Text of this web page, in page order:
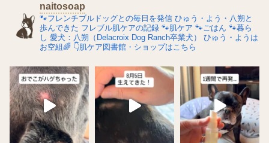
naitosoap
🐾フレンチブルドッグとの毎日を発信 ひゅう・よう・八朔と
歩んできた フレブル肌ケアの記録 🐾肌ケア 🐾ごはん 🐾暮ら
し 愛犬：八朔（Delacroix Dog Ranch卒業犬）
ひゅう・ようは
お空組🌈 👇肌ケア図書館・ショップはこちら